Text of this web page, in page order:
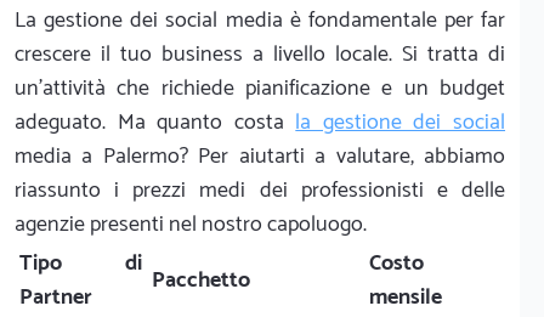
La gestione dei social media è fondamentale per far
crescere il tuo business a livello locale. Si tratta di
un'attività che richiede pianificazione e un budget
adeguato. Ma quanto costala gestione dei social
media a Palermo? Per aiutarti a valutare, abbiamo
riassunto i prezzi medi dei professionisti e delle
agenzie presenti nel nostro capoluogo.
Tipo di
Partner
Pacchetto
Costo
mensile